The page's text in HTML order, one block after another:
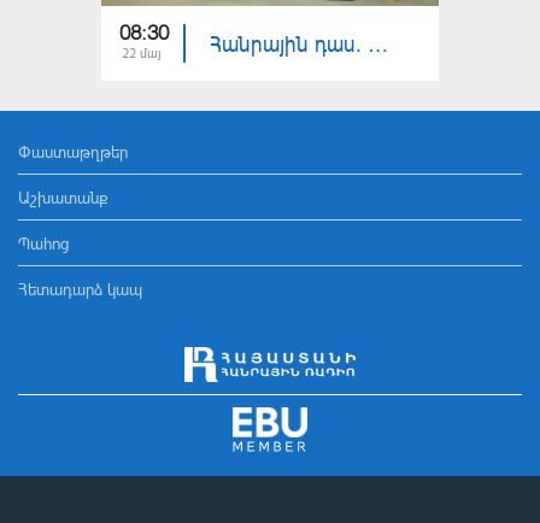
08:30
22 մայ Հանրային դաս. Պատմություն, Հայոց լեզու, մեդիագրագիտություն, ֆիզկուլտուրա
Փաստաթղթեր
Աշխատանք
Պահոց
Հետադարձ կապ